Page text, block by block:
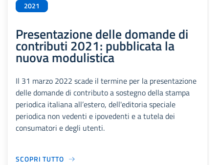
2021
Presentazione delle domande di
contributi 2021: pubblicata la
nuova modulistica
Il 31 marzo 2022 scade il termine per la presentazione
delle domande di contributo a sostegno della stampa
periodica italiana all’estero, dell'editoria speciale
periodica non vedenti e ipovedenti e a tutela dei
consumatori e degli utenti.
SCOPRI TUTTO